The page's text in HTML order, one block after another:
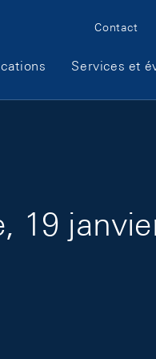
Meta
Contact
Services et
19